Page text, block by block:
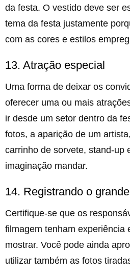
da festa. O vestido deve ser
tema da festa justamente
com as cores e estilos
13. Atração especial
Uma forma de deixar os
oferecer uma ou mais
ir desde um setor dentro da
fotos, a aparição de um
carrinho de sorvete, stand-up
imaginação mandar.
14. Registrando o
Certifique-se que os
filmagem tenham experiência
mostrar. Você pode ainda
utilizar também as fotos